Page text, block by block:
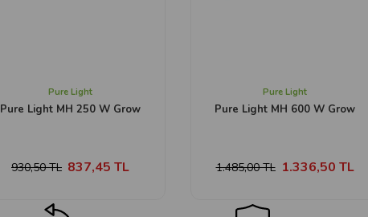
Pure Light
Pure Light MH 250 W Grow
837,45 TL
930,50 TL
Pure Light
Pure Light MH 600 W Grow
1.336,50 TL
1.485,00 TL